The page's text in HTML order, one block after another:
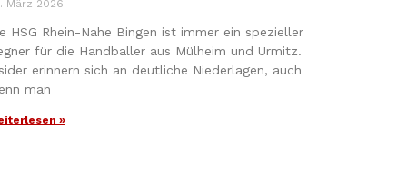
März 2026
HSG Rhein-Nahe Bingen ist immer ein spezieller
für die Handballer aus Mülheim und Urmitz.
erinnern sich an deutliche Niederlagen, auch
man
»